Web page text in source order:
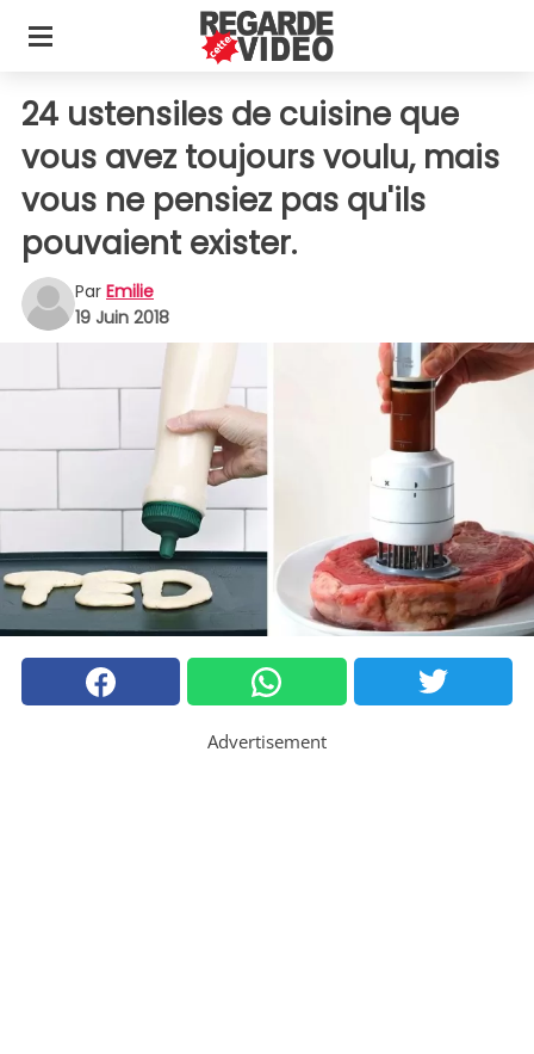
24 ustensiles de cuisine que
vous avez toujours voulu, mais
vous ne pensiez pas qu'ils
pouvaient exister.
Par Emilie
19 Juin 2018
Advertisement